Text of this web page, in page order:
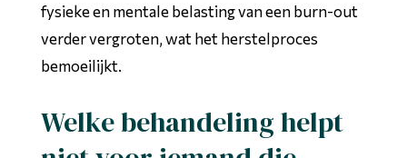
fysieke en mentale belasting van een burn-out
verder vergroten, wat het herstelproces
bemoeilijkt.
Welke behandeling helpt